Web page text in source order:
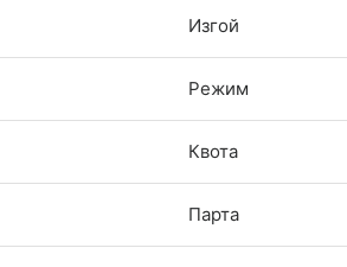
Изгой
Режим
Квота
Парта